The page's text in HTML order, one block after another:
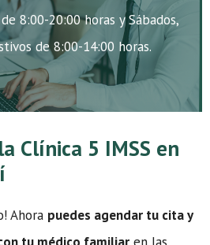
8:00-20:00 horas y Sábados,
de 8:00-14:00 horas.
Clínica 5 IMSS en
Ahora puedes agendar tu cita y
tu médico familiar en las